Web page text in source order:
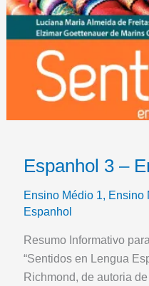
Espanhol 3 –
Ensino Médio 1, Ensino
Espanhol
Resumo Informativo
“Sentidos en Lengua
Richmond, de autoria